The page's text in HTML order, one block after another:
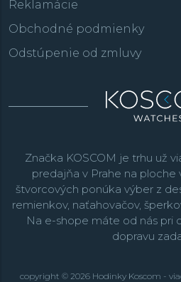
Reklamácie
Obchodné podmienky
Odstúpenie od zmluvy
Značka KOSCOM je trhu už
predajňa v Prahe na
štvorcových ponúka výber z
remienkov, naťahovačov,
Na e-shope máte od nás pri
dopravu
copyright © 2026 Hodinky Koscom -